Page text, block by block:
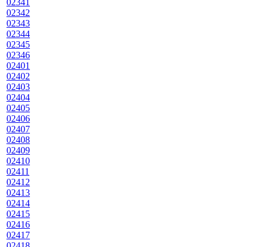
02341
02342
02343
02344
02345
02346
02401
02402
02403
02404
02405
02406
02407
02408
02409
02410
02411
02412
02413
02414
02415
02416
02417